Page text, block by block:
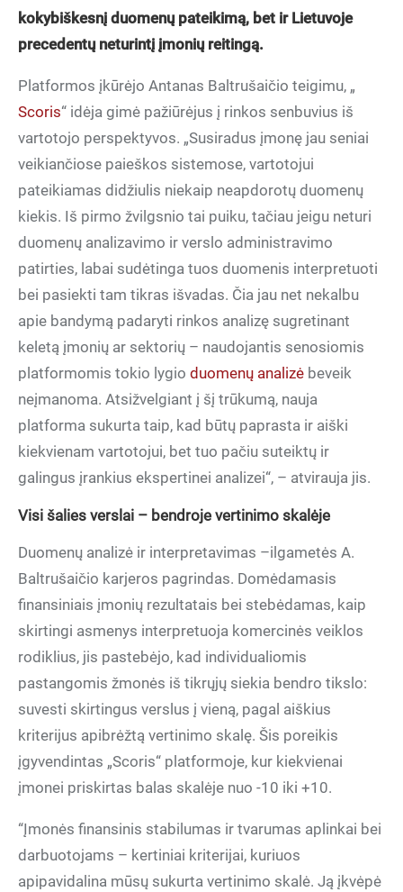
kokybiškesnį duomenų pateikimą, bet ir Lietuvoje
precedentų neturintį įmonių reitingą.
Platformos įkūrėjo Antanas Baltrušaičio teigimu, „
Scoris“ idėja gimė pažiūrėjus į rinkos senbuvius iš
vartotojo perspektyvos. „Susiradus įmonę jau seniai
veikiančiose paieškos sistemose, vartotojui
pateikiamas didžiulis niekaip neapdorotų duomenų
kiekis. Iš pirmo žvilgsnio tai puiku, tačiau jeigu neturi
duomenų analizavimo ir verslo administravimo
patirties, labai sudėtinga tuos duomenis interpretuoti
bei pasiekti tam tikras išvadas. Čia jau net nekalbu
apie bandymą padaryti rinkos analizę sugretinant
keletą įmonių ar sektorių – naudojantis senosiomis
platformomis tokio lygio duomenų analizė beveik
neįmanoma. Atsižvelgiant į šį trūkumą, nauja
platforma sukurta taip, kad būtų paprasta ir aiški
kiekvienam vartotojui, bet tuo pačiu suteiktų ir
galingus įrankius ekspertinei analizei“, – atvirauja jis.
Visi šalies verslai – bendroje vertinimo skalėje
Duomenų analizė ir interpretavimas –ilgametės A.
Baltrušaičio karjeros pagrindas. Domėdamasis
finansiniais įmonių rezultatais bei stebėdamas, kaip
skirtingi asmenys interpretuoja komercinės veiklos
rodiklius, jis pastebėjo, kad individualiomis
pastangomis žmonės iš tikrųjų siekia bendro tikslo:
suvesti skirtingus verslus į vieną, pagal aiškius
kriterijus apibrėžtą vertinimo skalę. Šis poreikis
įgyvendintas „Scoris“ platformoje, kur kiekvienai
įmonei priskirtas balas skalėje nuo -10 iki +10.
“Įmonės finansinis stabilumas ir tvarumas aplinkai bei
darbuotojams – kertiniai kriterijai, kuriuos
apipavidalina mūsų sukurta vertinimo skalė. Ją įkvėpė